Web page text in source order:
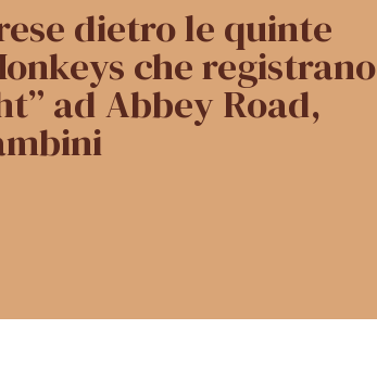
dietro le quinte
che registrano
ad Abbey Road,